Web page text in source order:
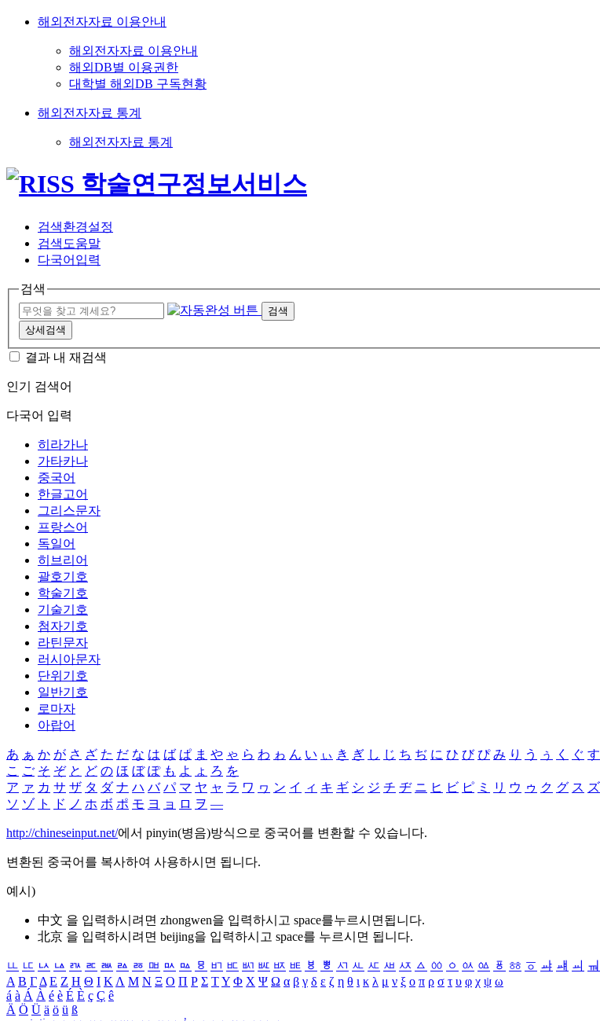
해외전자자료 이용안내
해외전자자료 이용안내
해외DB별 이용권한
대학별 해외DB 구독현황
해외전자자료 통계
해외전자자료 통계
검색환경설정
검색도움말
다국어입력
검색
검색
상세검색
결과 내 재검색
인기 검색어
다국어 입력
히라가나
가타카나
중국어
한글고어
그리스문자
프랑스어
독일어
히브리어
괄호기호
학술기호
기술기호
첨자기호
라틴문자
러시아문자
단위기호
일반기호
로마자
아랍어
あ ぁ か が さ ざ た だ な は ば ぱ ま や ゃ ら わ ゎ ん い ぃ き ぎ し じ ち ぢ に ひ び ぴ み り う ぅ く ぐ す
こ ご そ ぞ と ど の ほ ぼ ぽ も よ ょ ろ を
ア ァ カ サ ザ タ ダ ナ ハ バ パ マ ヤ ャ ラ ワ ヮ ン イ ィ キ ギ シ ジ チ ヂ ニ ヒ ビ ピ ミ リ ウ ゥ ク グ ス ズ
ソ ゾ ト ド ノ ホ ボ ポ モ ヨ ョ ロ ヲ ―
http://chineseinput.net/에서 pinyin(병음)방식으로 중국어를 변환할 수 있습니다.
변환된 중국어를 복사하여 사용하시면 됩니다.
예시)
中文 을 입력하시려면 zhongwen을 입력하시고 space를누르시면됩니다.
北京 을 입력하시려면 beijing을 입력하시고 space를 누르시면 됩니다.
ㅥ ㅦ ㅧ ㅨ ㅩ ㅪ ㅫ ㅬ ㅭ ㅮ ㅯ ㅰ ㅱ ㅲ ㅳ ㅴ ㅵ ㅶ ㅷ ㅸ ㅹ ㅺ ㅻ ㅼ ㅽ ㅾ ㅿ ㆀ ㆁ ㆂ ㆃ ㆄ ㆅ ㆆ ㆇ ㆈ ㆉ ㆊ
Α Β ΓΔ Ε Ζ Η Θ Ι ΚΛ Μ Ν Ξ Ο Π Ρ Σ ΤΥ Φ Χ Ψ Ω α β γ δ ε ζ η θ ι κ λ μ ν ξ ο π ρ σ τ υ φ χ ψ ω
á à Á À é è É È ç Ç ê
Ä Ö Ü ä ö ü ß